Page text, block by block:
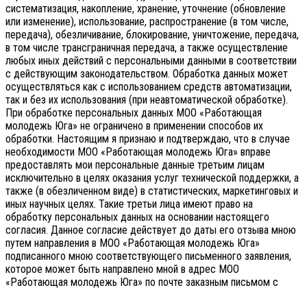
систематизация, накопление, хранение, уточнение (обновление
или изменение), использование, распространение (в том числе,
передача), обезличивание, блокирование, уничтожение, передача,
в том числе трансграничная передача, а также осуществление
любых иных действий с персональными данными в соответствии
с действующим законодательством. Обработка данных может
осуществляться как с использованием средств автоматизации,
так и без их использования (при неавтоматической обработке).
При обработке персональных данных МОО «Работающая
молодежь Юга» не ограничено в применении способов их
обработки. Настоящим я признаю и подтверждаю, что в случае
необходимости МОО «Работающая молодежь Юга» вправе
предоставлять мои персональные данные третьим лицам
исключительно в целях оказания услуг технической поддержки, а
также (в обезличенном виде) в статистических, маркетинговых и
иных научных целях. Такие третьи лица имеют право на
обработку персональных данных на основании настоящего
согласия. Данное согласие действует до даты его отзыва мною
путем направления в МОО «Работающая молодежь Юга»
подписанного мною соответствующего письменного заявления,
которое может быть направлено мной в адрес МОО
«Работающая молодежь Юга» по почте заказным письмом с